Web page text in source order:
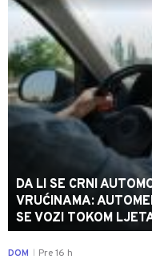
DA LI SE CRNI
VRUĆINAMA:
SE VOZI TOKOM
DOM Pre 16 h